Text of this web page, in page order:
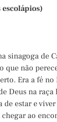
escolápios)
sinagoga de
não
Era a fé
Deus na raça
estar e
ao